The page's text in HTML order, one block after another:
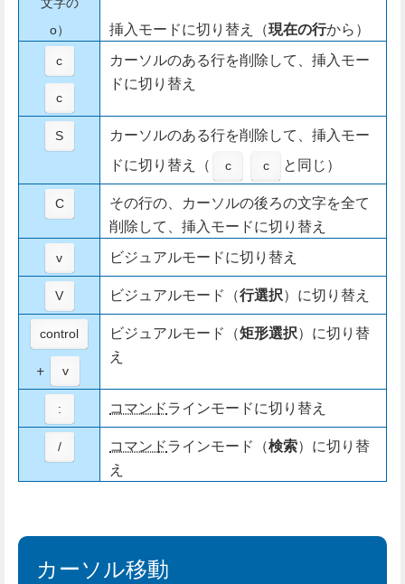
o）
挿入モードに切り替え（現在の行から）
c
c
カーソルのある行を削除して、挿入モー
ドに切り替え
S
カーソルのある行を削除して、挿入モー
ドに切り替え（
c c と同じ）
C
その行の、カーソルの後ろの文字を全て
削除して、挿入モードに切り替え
v ビジュアルモードに切り替え
V ビジュアルモード（行選択）に切り替え
control
+ v
ビジュアルモード（矩形選択）に切り替
え
: コマンドラインモードに切り替え
/ コマンドラインモード（検索）に切り替
え
カーソル移動